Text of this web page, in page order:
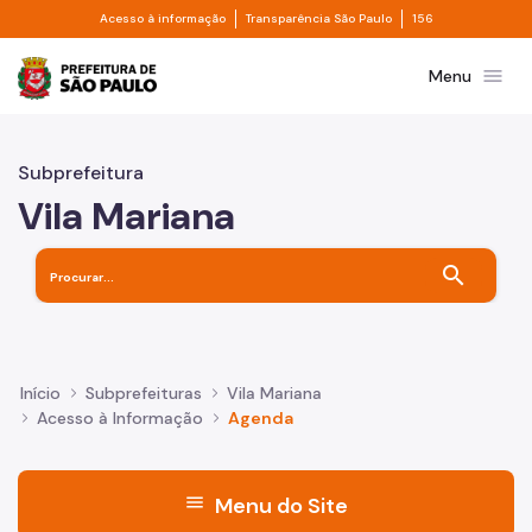
Pular para o Conteúdo principal
Acesso à informação Divisor de acesso à informação
Transparência São Paulo Divisor de
156
Prefeitura de São PauloMenu menu
Subprefeitura
Vila Mariana
search
Início Subprefeituras
Vila Mariana
Acesso à Informação
Agenda
menu Menu do Site